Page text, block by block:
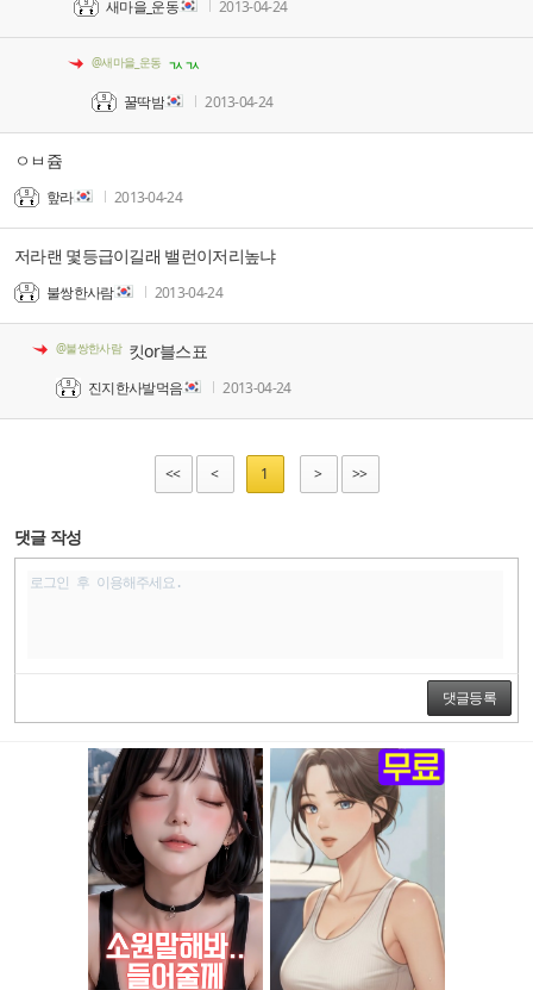
새마을_운동 2013-04-24
@새마을_운동 ㄳㄳ
꿀딱밤 2013-04-24
ㅇㅂ쥼
핲라 2013-04-24
저라랜 몇등급이길래 밸런이저리높냐
불쌍한사람 2013-04-24
@불쌍한사람 킷or블스표
진지한사발먹음 2013-04-24
<< < 1 > >>
댓글 작성
댓글등록